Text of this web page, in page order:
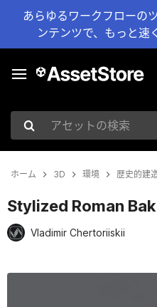
あらゆるワークフローの
ンテンツで、もっと速
アセットの検索
ホーム 3D 環境 歴史的建
Stylized Roman
Vladimir Chertoriiskii